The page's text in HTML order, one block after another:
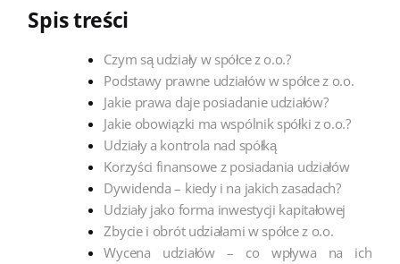
Spis treści
Czym są udziały w spółce z o.o.?
Podstawy prawne udziałów w spółce z o.o.
Jakie prawa daje posiadanie udziałów?
Jakie obowiązki ma wspólnik spółki z o.o.?
Udziały a kontrola nad spółką
Korzyści finansowe z posiadania udziałów
Dywidenda – kiedy i na jakich zasadach?
Udziały jako forma inwestycji kapitałowej
Zbycie i obrót udziałami w spółce z o.o.
Wycena udziałów – co wpływa na ich